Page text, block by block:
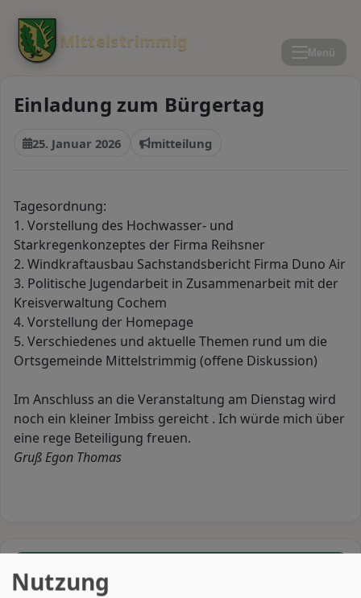
Mittelstrimmig
Menü
Menü
Einladung zum Bürgertag
25. Januar 2026 mitteilung
Tagesordnung:
1. Vorstellung des Hochwasser- und
Starkregenkonzeptes der Firma Reihsner
2. Windkraftausbau Sachstandsbericht Firma Duno Air
3. Politische Jugendarbeit in Zusammenarbeit mit der
Kreisverwaltung Cochem
4. Vorstellung der Homepage
5. Verschiedenes und aktuelle Themen rund um die
Ortsgemeinde Mittelstrimmig (offene Diskussion)
Im Anschluss an die Veranstaltung am Dienstag wird
noch ein kleiner Imbiss gereicht . Ich würde mich über
eine rege Beteiligung freuen.
Gruß Egon Thomas
aktuelles Wetter
Nutzung